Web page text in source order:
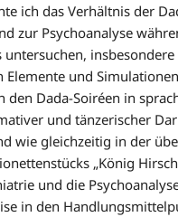
ich das Verhältnis der
zur Psychoanalyse
untersuchen, insbesondere
Elemente und
den Dada-Soiréen in
und tänzerischer
wie gleichzeitig in der
„König
und die
in den